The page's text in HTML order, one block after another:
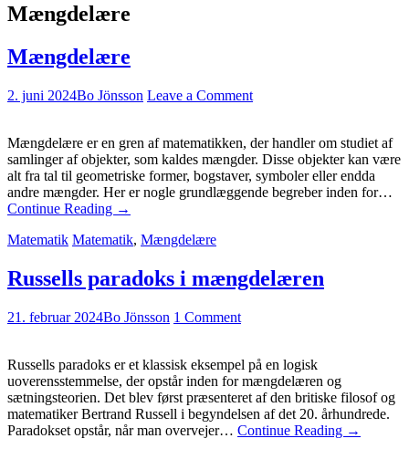
Mængdelære
Mængdelære
2. juni 2024Bo Jönsson Leave a Comment
Mængdelære er en gren af matematikken, der handler om studiet af
samlinger af objekter, som kaldes mængder. Disse objekter kan være
alt fra tal til geometriske former, bogstaver, symboler eller endda
andre mængder. Her er nogle grundlæggende begreber inden for…
Continue Reading →
Matematik Matematik, Mængdelære
Russells paradoks i mængdelæren
21. februar 2024Bo Jönsson 1 Comment
Russells paradoks er et klassisk eksempel på en logisk
uoverensstemmelse, der opstår inden for mængdelæren og
sætningsteorien. Det blev først præsenteret af den britiske filosof og
matematiker Bertrand Russell i begyndelsen af det 20. århundrede.
Paradokset opstår, når man overvejer… Continue Reading →